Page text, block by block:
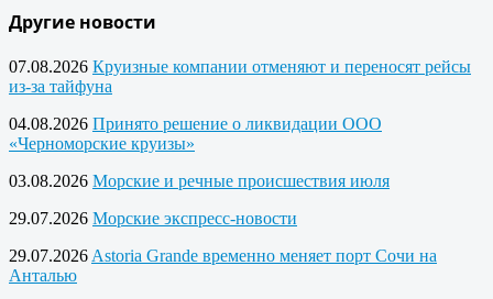
Другие новости
07.08.2026 Круизные компании отменяют и переносят рейсы
из-за тайфуна
04.08.2026 Принято решение о ликвидации ООО
«Черноморские круизы»
03.08.2026 Морские и речные происшествия июля
29.07.2026 Морские экспресс-новости
29.07.2026 Astoria Grande временно меняет порт Сочи на
Анталью